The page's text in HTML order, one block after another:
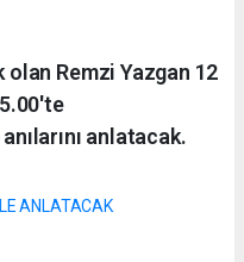
olan Remzi Yazgan 12
anlatacak.